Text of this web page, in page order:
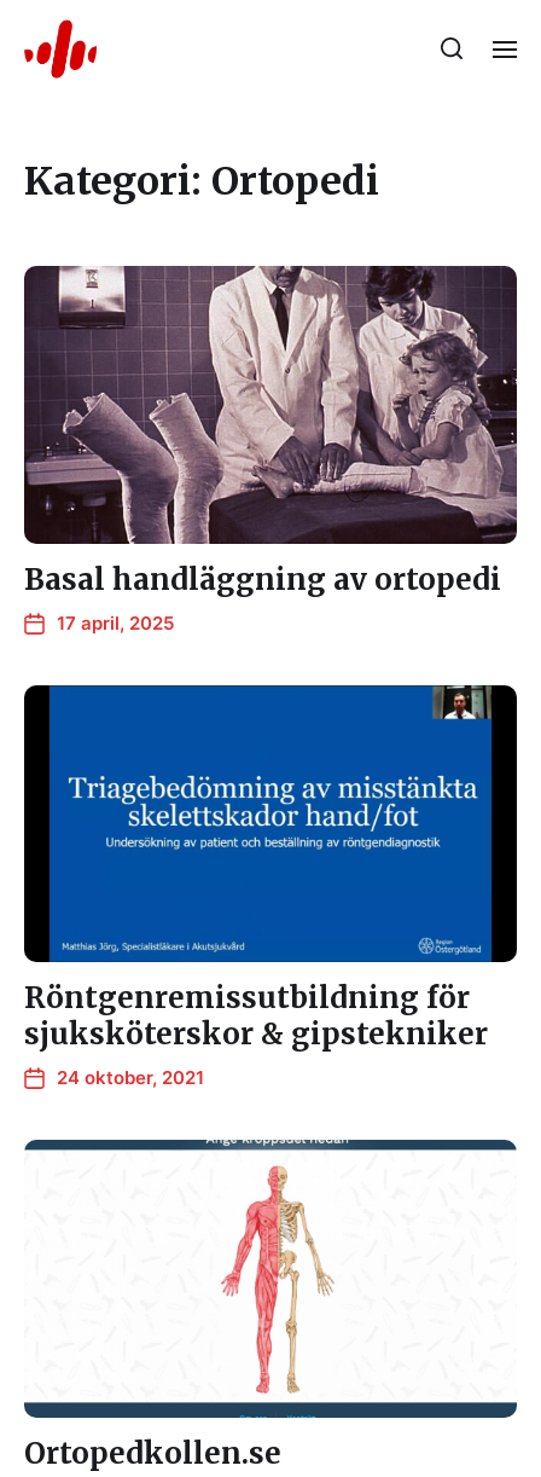
Kategori: Ortopedi
Basal handläggning av ortopedi
17 april, 2025
Röntgenremissutbildning för
sjuksköterskor & gipstekniker
24 oktober, 2021
Ortopedkollen.se